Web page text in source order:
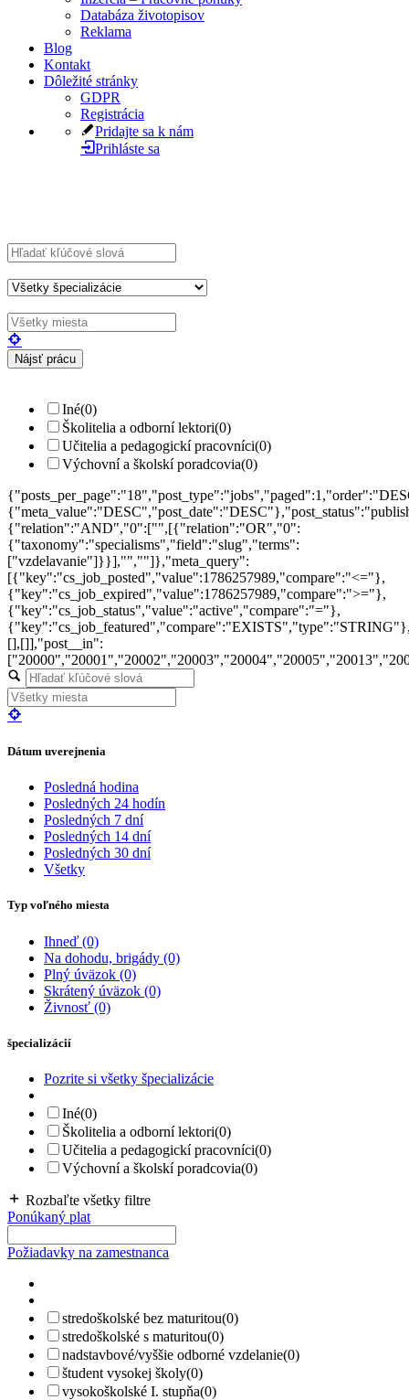
Databáza životopisov
Reklama
Blog
Kontakt
Dôležité stránky
GDPR
Registrácia
Pridajte sa k nám
Prihláste sa
Iné(0)
Školitelia a odborní lektori(0)
Učitelia a pedagogickí pracovníci(0)
Výchovní a školskí poradcovia(0)
{"relation":"AND","0":["",[{"relation":"OR","0":
{"taxonomy":"specialisms","field":"slug","terms":
["vzdelavanie"]}}],"",""]},"meta_query":
[{"key":"cs_job_posted","value":1786257989,"compare":"<="},
{"key":"cs_job_expired","value":1786257989,"compare":">="},
{"key":"cs_job_status","value":"active","compare":"="},
[],[]],"post__in":
Dátum uverejnenia
Posledná hodina
Posledných 24 hodín
Posledných 7 dní
Posledných 14 dní
Posledných 30 dní
Všetky
Typ voľného miesta
Ihneď (0)
Na dohodu, brigády (0)
Plný úväzok (0)
Skrátený úväzok (0)
Živnosť (0)
špecializácií
Pozrite si všetky špecializácie
Iné(0)
Školitelia a odborní lektori(0)
Učitelia a pedagogickí pracovníci(0)
Výchovní a školskí poradcovia(0)
Rozbaľte všetky filtre
Ponúkaný plat
Požiadavky na zamestnanca
stredoškolské bez maturitou(0)
stredoškolské s maturitou(0)
nadstavbové/vyššie odborné vzdelanie(0)
študent vysokej školy(0)
vysokoškolské I. stupňa(0)